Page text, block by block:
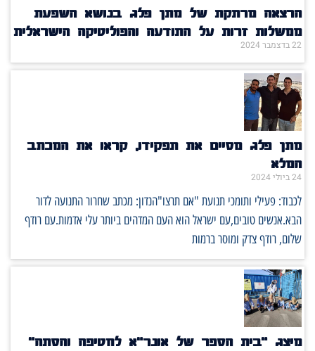
הרצאה מרתקת של מתן פלג בנושא השפעת
ממשלות זרות על התודעה והפוליטיקה הישראלית
22 בדצמבר 2024
מתן פלג מסיים את תפקידו, קראו את המכתב
המלא
24 ביולי 2024
לכבוד: פעילי ותומכי תנועת "אם תרצו"הנדון: מכתב שחרור התנועה לדור
הבא.אנשים טובים,עם ישראל הוא העם המדהים ביותר עלי אדמות.עם רודף
שלום, רודף צדק ומוסר ברמות
מיצג "בית הספר של אונר"א לחטיפה והסתה"